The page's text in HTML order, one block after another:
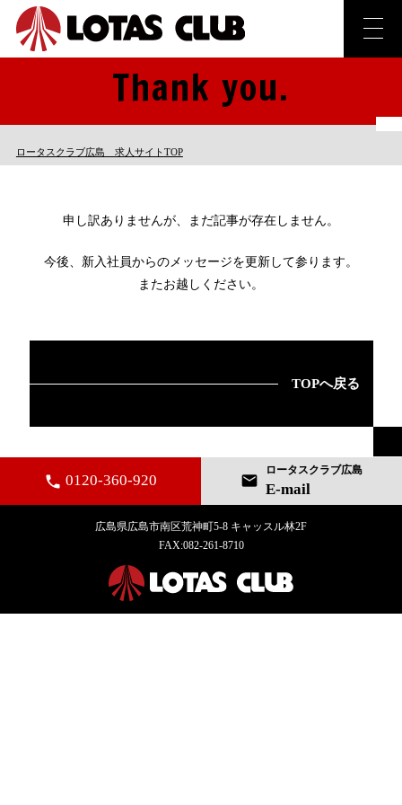
Thank you.
ロータスクラブ広島 求人サイトTOP
申し訳ありませんが、 まだ記事が存在しません。
今後、新入社員からのメッセージを更新して参ります。
またお越しください。
TOPへ戻る
local_phone 0120-360-920 mail
ロータスクラブ広島
E-mail
広島県広島市南区荒神町5-8 キャッスル林2F
FAX:082-261-8710